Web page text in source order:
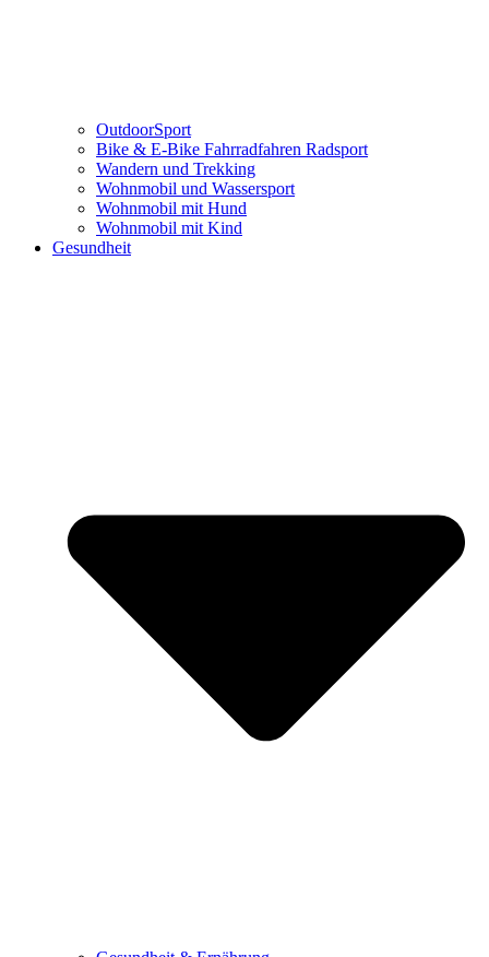
OutdoorSport
Bike & E-Bike Fahrradfahren Radsport
Wandern und Trekking
Wohnmobil und Wassersport
Wohnmobil mit Hund
Wohnmobil mit Kind
Gesundheit